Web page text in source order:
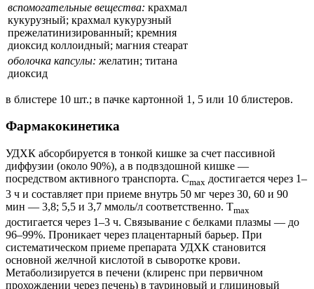
вспомогательные вещества: крахмал
кукурузный; крахмал кукурузный
прежелатинизированный; кремния
диоксид коллоидный; магния стеарат
оболочка капсулы: желатин; титана
диоксид
в блистере 10 шт.; в пачке картонной 1, 5 или 10 блистеров.
Фармакокинетика
УДХК абсорбируется в тонкой кишке за счет пассивной
диффузии (около 90%), а в подвздошной кишке —
посредством активного транспорта. Cmax достигается через 1–
3 ч и составляет при приеме внутрь 50 мг через 30, 60 и 90
мин — 3,8; 5,5 и 3,7 ммоль/л соответственно. Tmax
достигается через 1–3 ч. Связывание с белками плазмы — до
96–99%. Проникает через плацентарный барьер. При
систематическом приеме препарата УДХК становится
основной желчной кислотой в сыворотке крови.
Метаболизируется в печени (клиренс при первичном
прохождении через печень) в тауриновый и глициновый